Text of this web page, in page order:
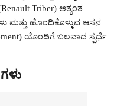
Triber) ಅತ್ಯಂತ
ಮತ್ತು ಹೊಂದಿಕೊಳ್ಳುವ ಆಸನ
ಯೊಂದಿಗೆ ಬಲವಾದ ಸ್ಪರ್ಧೆ